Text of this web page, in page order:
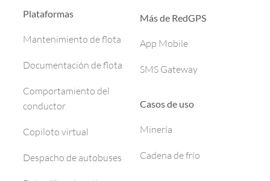
Plataformas
Mantenimiento de flota
Documentación de flota
Comportamiento del
conductor
Copiloto virtual
Despacho de autobuses
Más de RedGPS
App Mobile
SMS Gateway
Casos de uso
Minería
Cadena de frío